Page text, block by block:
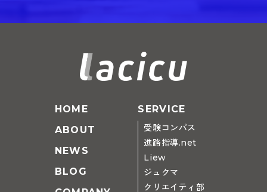
HOME
ABOUT
NEWS
BLOG
SERVICE
受験コンパス
進路指導.net
Liew
ジュクマ
クリエイティ部